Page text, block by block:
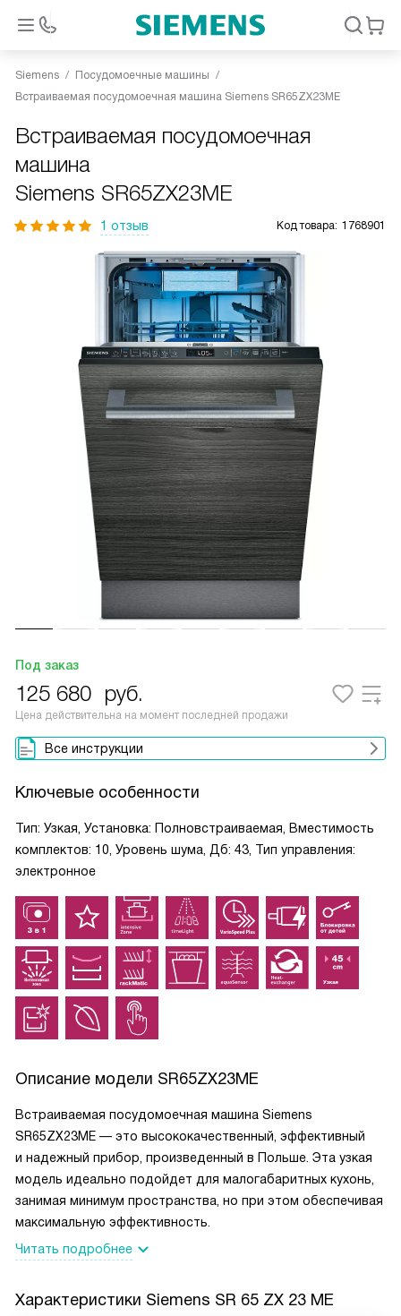
Siemens
Посудомоечные машины
Встраиваемая посудомоечная машина Siemens SR65ZX23ME
Встраиваемая посудомоечная
машина
Siemens SR65ZX23ME
1 отзыв Код товара: 1768901
Под заказ
125 680 руб.
Цена действительна на момент последней продажи
Все инструкции
Ключевые особенности
Тип: Узкая, Установка: Полновстраиваемая, Вместимость
комплектов: 10, Уровень шума, Дб: 43, Тип управления:
электронное
Описание модели SR65ZX23ME
Встраиваемая посудомоечная машина Siemens
SR65ZX23ME — это высококачественный, эффективный
и надежный прибор, произведенный в Польше. Эта узкая
модель идеально подойдет для малогабаритных кухонь,
занимая минимум пространства, но при этом обеспечивая
максимальную эффективность.
Читать подробнее
Характеристики Siemens SR 65 ZX 23 ME